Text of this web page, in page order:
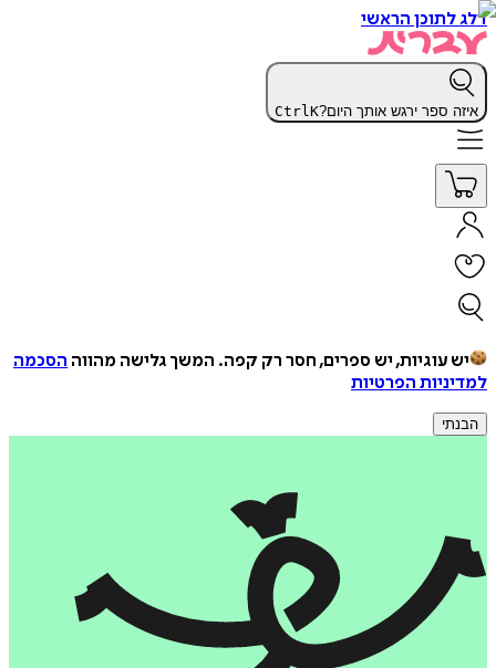
דלג לתוכן הראשי
איזה ספר ירגש אותך היום? CtrlK
יש עוגיות, יש ספרים, חסר רק קפה. המשך גלישה מהווה הסכמה
למדיניות הפרטיות
הבנתי